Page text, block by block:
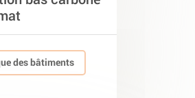
des bâtiments